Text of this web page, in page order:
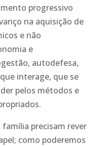
progressivo
na aquisição de
e não
e
autodefesa,
interage, que se
pelos métodos e
precisam rever
como poderemos